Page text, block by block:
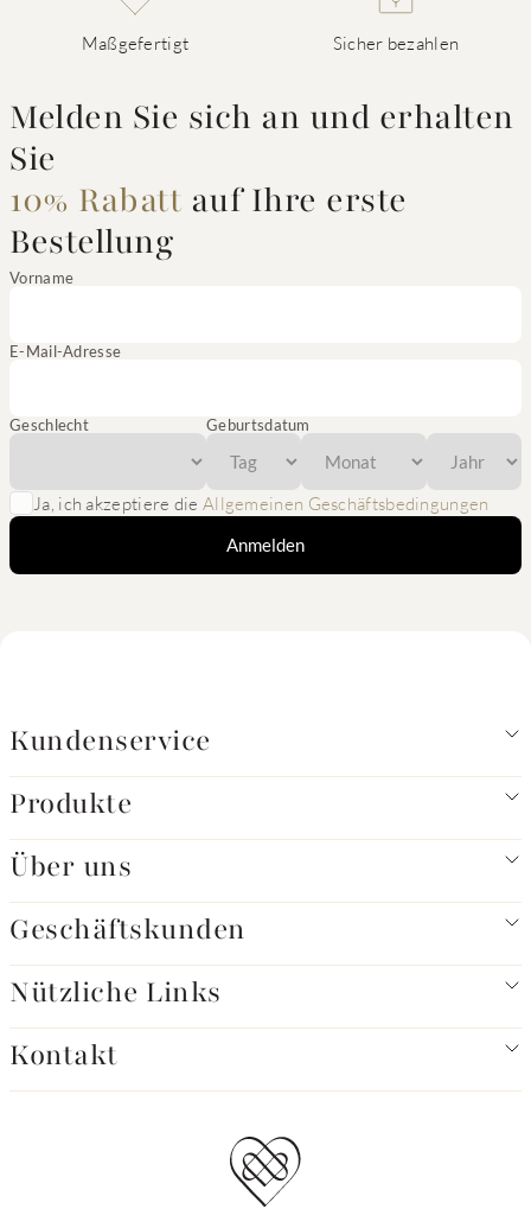
Maßgefertigt Sicher bezahlen
Melden Sie sich an und erhalten
Sie
10% Rabatt auf Ihre erste
Bestellung
Vorname
E-Mail-Adresse
Geschlecht Geburtsdatum
Ja, ich akzeptiere die Allgemeinen Geschäftsbedingungen
Anmelden
Kundenservice
Produkte
Über uns
Geschäftskunden
Nützliche Links
Kontakt